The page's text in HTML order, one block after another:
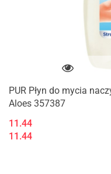
PUR Płyn do mycia
Aloes 357387
11.44
11.44